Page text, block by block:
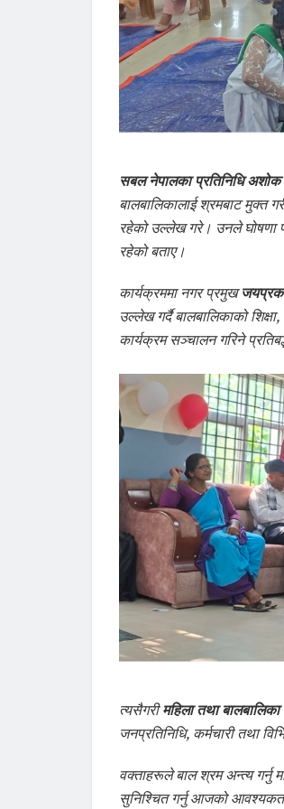
सबल नेपालका प्रतिनिधि अशोक
बालबालिकालाई श्रमबाट मुक्त
रहेको उल्लेख गरे। उनले घोषणा
रहेको बताए।
कार्यक्रममा नगर प्रमुख
उल्लेख गर्दै बालबालिकाको
कार्यक्रम सञ्चालन गरिने
त्यसैगरीमहिला तथा
जनप्रतिनिधि, कर्मचारी तथा
वक्ताहरूले बाल श्रम अन्त्य गर्नु
सुनिश्चित गर्नु आजको